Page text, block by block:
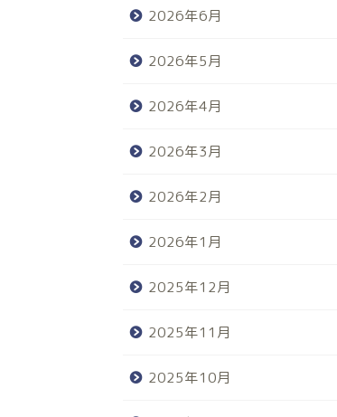
2026年6月
2026年5月
2026年4月
2026年3月
2026年2月
2026年1月
2025年12月
2025年11月
2025年10月